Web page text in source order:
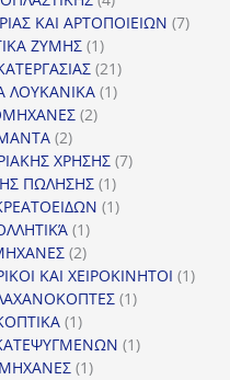
προϊόντα
ΚΑΙ ΑΡΤΟΠΟΙΕΙΩΝ 77
ΖΥΜΗΣ 11
προϊόν
2121
προϊόντα
ΛΟΥΚΑΝΙΚΑ 11
22
22
προϊόντα
ΧΡΗΣΗΣ 77
ΠΩΛΗΣΗΣ 11
προϊόν
11
11
προϊόν
22
προϊόντα
ΚΑΙ ΧΕΙΡΟΚΙΝΗΤΟΙ 11
11
11
προϊόν11
11